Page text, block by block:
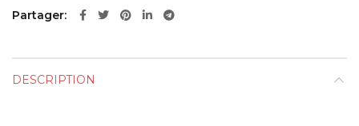
Partager
DESCRIPTION